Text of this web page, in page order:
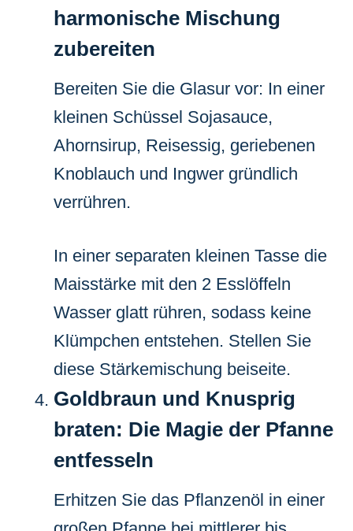
harmonische Mischung
zubereiten
Bereiten Sie die Glasur vor: In einer
kleinen Schüssel Sojasauce,
Ahornsirup, Reisessig, geriebenen
Knoblauch und Ingwer gründlich
verrühren.
In einer separaten kleinen Tasse die
Maisstärke mit den 2 Esslöffeln
Wasser glatt rühren, sodass keine
Klümpchen entstehen. Stellen Sie
diese Stärkemischung beiseite.
Goldbraun und Knusprig
braten: Die Magie der Pfanne
entfesseln
Erhitzen Sie das Pflanzenöl in einer